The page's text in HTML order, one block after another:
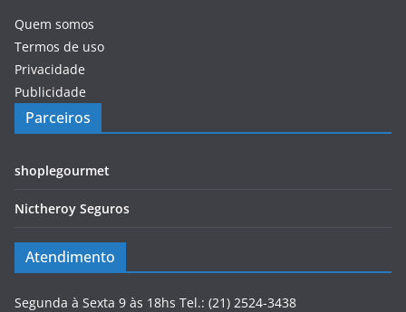
Quem somos
Termos de uso
Privacidade
Publicidade
Parceiros
shoplegourmet
Nictheroy Seguros
Atendimento
Segunda à Sexta 9 às 18hs Tel.: (21) 2524-3438